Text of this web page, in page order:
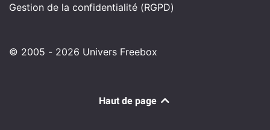
Gestion de la confidentialité (RGPD)
© 2005 - 2026 Univers Freebox
Haut de page